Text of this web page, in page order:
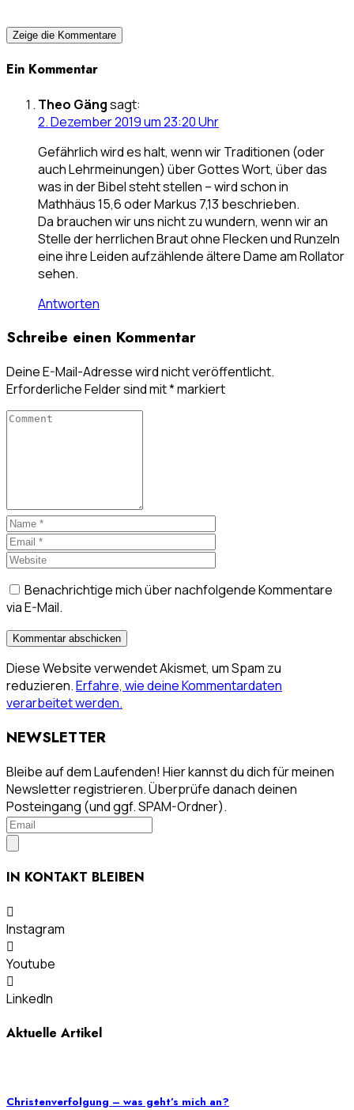
Zeige die Kommentare
Ein Kommentar
Theo Gängsagt:
2. Dezember 2019 um 23:20 Uhr
Gefährlich wird es halt, wenn wir Traditionen (oder
auch Lehrmeinungen) über Gottes Wort, über das
was in der Bibel steht stellen – wird schon in
Mathhäus 15,6 oder Markus 7,13 beschrieben.
Da brauchen wir uns nicht zu wundern, wenn wir an
Stelle der herrlichen Braut ohne Flecken und Runzeln
eine ihre Leiden aufzählende ältere Dame am Rollator
sehen.
Antworten
Schreibe einen Kommentar
Deine E-Mail-Adresse wird nicht veröffentlicht.
Erforderliche Felder sind mit*markiert
Benachrichtige mich über nachfolgende Kommentare
via E-Mail.
Diese Website verwendet Akismet, um Spam zu
reduzieren.Erfahre, wie deine Kommentardaten
verarbeitet werden.
NEWSLETTER
Bleibe auf dem Laufenden! Hier kannst du dich für meinen
Newsletter registrieren. Überprüfe danach deinen
Posteingang (und ggf. SPAM-Ordner).
IN KONTAKT BLEIBEN
Instagram
Youtube
LinkedIn
Aktuelle Artikel
Christenverfolgung – was geht’s mich an?